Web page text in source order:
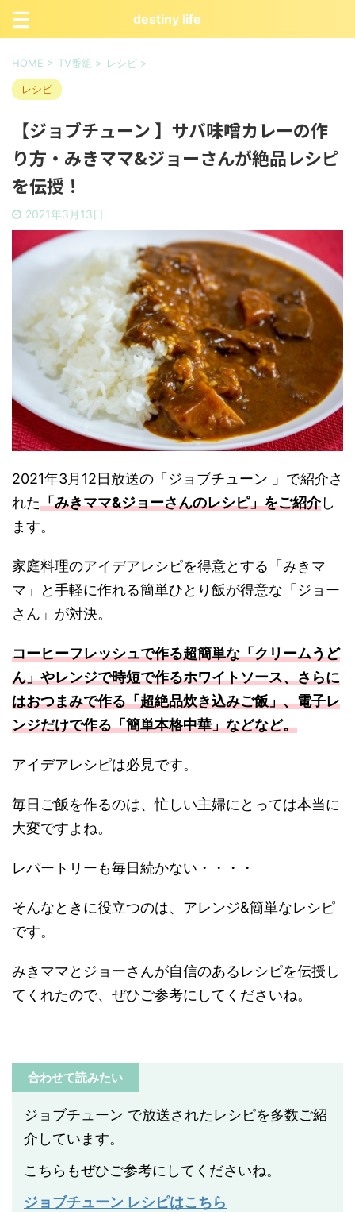
destiny life
HOME > TV番組 > レシピ >
レシピ
【ジョブチューン 】サバ味噌カレーの作
り方・みきママ&ジョーさんが絶品レシピ
を伝授！
2021年3月13日
2021年3月12日放送の「ジョブチューン 」で紹介さ
れた「みきママ&ジョーさんのレシピ」をご紹介し
ます。
家庭料理のアイデアレシピを得意とする「みきマ
マ」と手軽に作れる簡単ひとり飯が得意な「ジョー
さん」が対決。
コーヒーフレッシュで作る超簡単な「クリームうど
ん」やレンジで時短で作るホワイトソース、さらに
はおつまみで作る「超絶品炊き込みご飯」、電子レ
ンジだけで作る「簡単本格中華」などなど。
アイデアレシピは必見です。
毎日ご飯を作るのは、忙しい主婦にとっては本当に
大変ですよね。
レパートリーも毎日続かない・・・・
そんなときに役立つのは、アレンジ&簡単なレシピ
です。
みきママとジョーさんが自信のあるレシピを伝授し
てくれたので、ぜひご参考にしてくださいね。
合わせて読みたい
ジョブチューン で放送されたレシピを多数ご紹
介しています。
こちらもぜひご参考にしてくださいね。
ジョブチューン レシピはこちら